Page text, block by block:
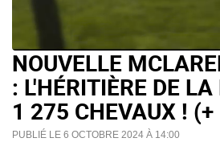
NOUVELLE
: L'HÉRITIÈRE DE
1 275 CHEVAUX !
PUBLIÉ LE 6 OCTOBRE 2024 À 14:00